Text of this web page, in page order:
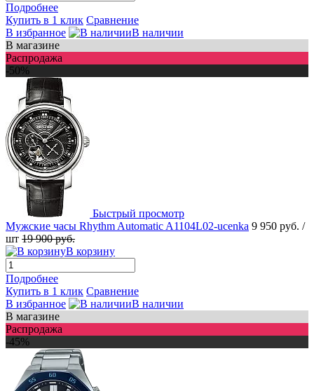
Подробнее
Купить в 1 клик Сравнение
В избранное
В наличии
В магазине
Распродажа
-50%
Быстрый просмотр
Мужские часы Rhythm Automatic A1104L02-ucenka 9 950 руб. /
шт 19 900 руб.
В корзину
Подробнее
Купить в 1 клик Сравнение
В избранное
В наличии
В магазине
Распродажа
-45%